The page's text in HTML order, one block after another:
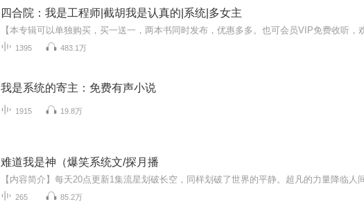
四合院：我是工程师|截胡我是认真的|系统|多女主
1395 483.1万
我是系统的寄主：免费有声小说
1915 19.8万
难道我是神（爆笑系统文/探月播
265 85.2万